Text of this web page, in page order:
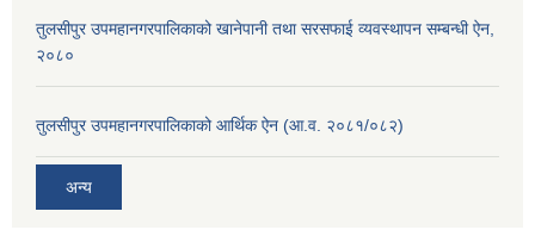
तुलसीपुर उपमहानगरपालिकाको खानेपानी तथा सरसफाई व्यवस्थापन सम्बन्धी ऐन,
२०८०
तुलसीपुर उपमहानगरपालिकाको आर्थिक ऐन (आ.व. २०८१/०८२)
अन्य